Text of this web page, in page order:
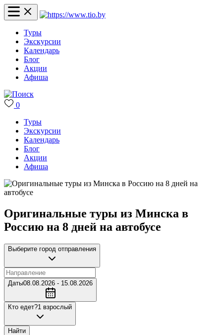
Туры
Экскурсии
Календарь
Блог
Акции
Афиша
0
Туры
Экскурсии
Календарь
Блог
Акции
Афиша
Оригинальные туры из Минска в
Россию на 8 дней на автобусе
Выберите город отправления
Даты08.08.2026 - 15.08.2026
Кто едет?1 взрослый
Найти